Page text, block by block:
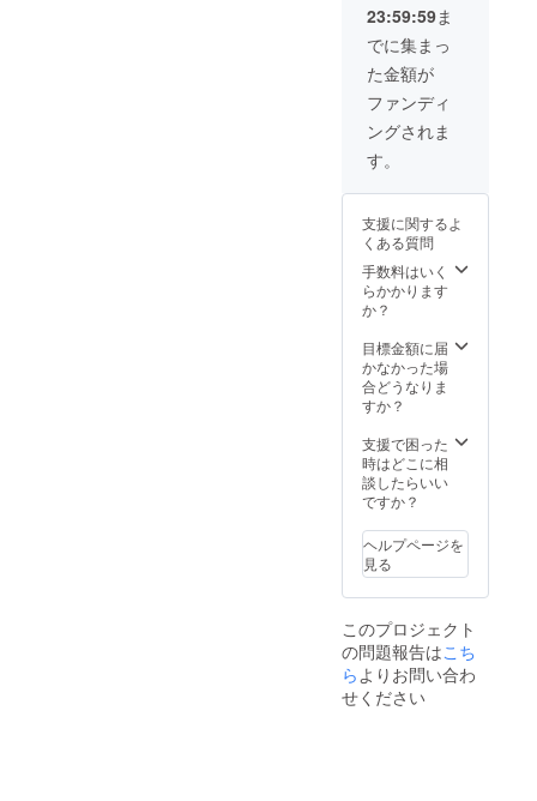
23:59:59ま
でに集まっ
た金額が
ファンディ
ングされま
す。
支援に関するよ
くある質問
手数料はいく
らかかります
か？
目標金額に届
かなかった場
合どうなりま
すか？
支援で困った
時はどこに相
談したらいい
ですか？
ヘルプページを
見る
このプロジェクト
の問題報告はこち
ら よりお問い合わ
せください